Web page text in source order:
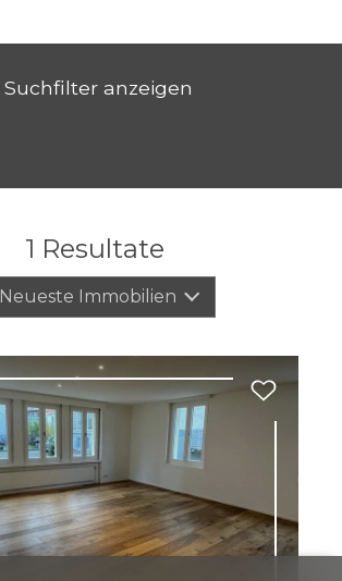
Suchfilter anzeigen
1 Resultate
Neueste Immobilien